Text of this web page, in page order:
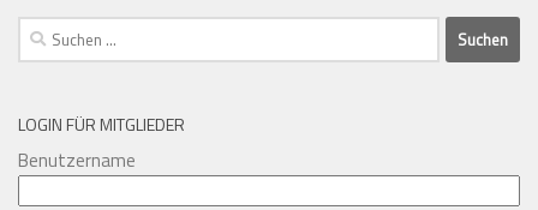
Suchen
nach:
LOGIN FÜR MITGLIEDER
Benutzername